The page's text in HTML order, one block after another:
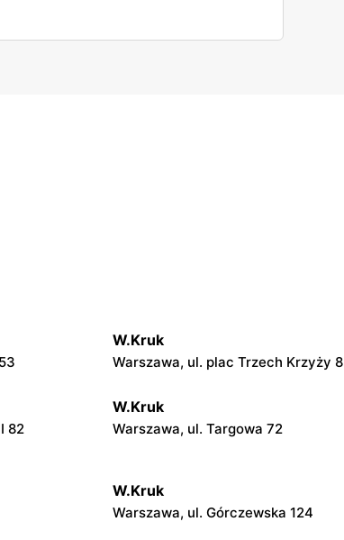
W.Kruk
Warszawa, ul. plac Trzech Krzyży 8
82
W.Kruk
Warszawa, ul. Targowa 72
W.Kruk
Warszawa, ul. Górczewska 124